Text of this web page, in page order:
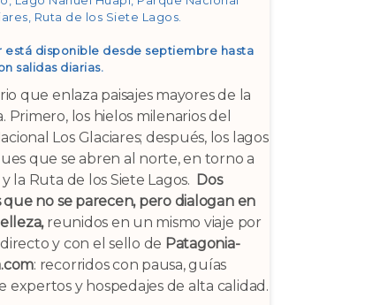
Ruta de los Siete Lagos.
está disponible desde septiembre hasta
salidas diarias.
que enlaza paisajes mayores de la
Primero, los hielos milenarios del
Los Glaciares; después, los lagos
que se abren al norte, en torno a
la Ruta de los Siete Lagos. Dos
no se parecen, pero dialogan en
reunidos en un mismo viaje por
y con el sello de Patagonia-
: recorridos con pausa, guías
expertos y hospedajes de alta calidad.